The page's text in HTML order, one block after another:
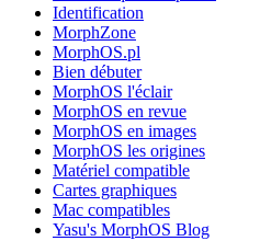
Identification
MorphZone
MorphOS.pl
Bien débuter
MorphOS l'éclair
MorphOS en revue
MorphOS en images
MorphOS les origines
Matériel compatible
Cartes graphiques
Mac compatibles
Yasu's MorphOS Blog